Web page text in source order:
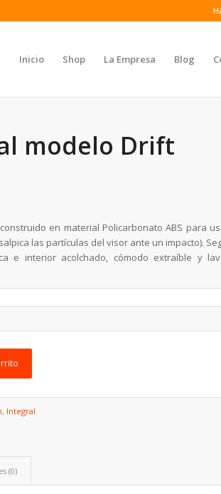
Inicio Shop La Empresa Blog
modelo Drift
en material Policarbonato ABS para
las partículas del visor ante un impacto).
e interior acolchado, cómodo extraíble y
, Integral
(0)